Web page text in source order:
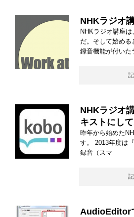
NHKラジオ
NHKラジオ講座
だ。そして始める
録音機能が付いた
NHKラジオ
キストにし
昨年から始めた
す。 2013年度は
録音（スマ
AudioEditor